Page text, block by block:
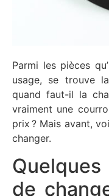
Parmi les pièces
usage, se trouve la
quand faut-il la
vraiment une
prix ? Mais avant,
changer.
de